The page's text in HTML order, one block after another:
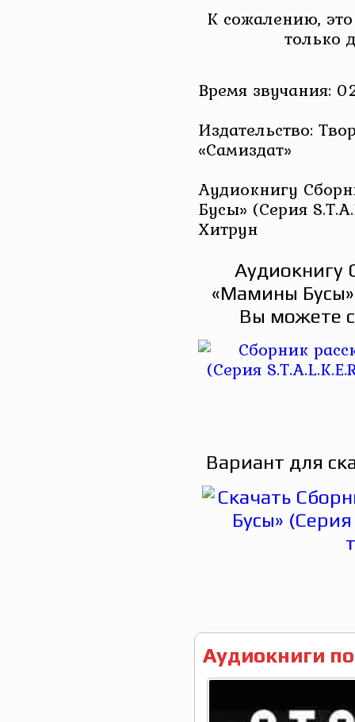
К сожалению,
только
Время звучания:
Издательство:
«Самиздат»
Аудиокнигу
Бусы» (Серия
Хитрун
Аудиокнигу
«Мамины Бусы»
Вы можете
Вариант для
Аудиокниги